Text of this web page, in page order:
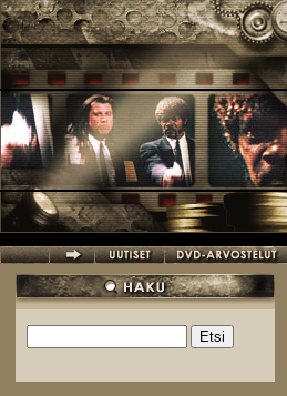
Hyppää pääsisältöön
Hakulomake